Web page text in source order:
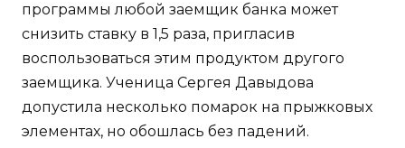
программы любой заемщик банка может
снизить ставку в 1,5 раза, пригласив
воспользоваться этим продуктом другого
заемщика. Ученица Сергея Давыдова
допустила несколько помарок на прыжковых
элементах, но обошлась без падений.